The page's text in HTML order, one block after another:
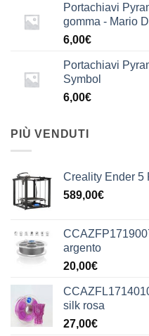
Portachiavi
gomma - Mario
6,00€
Portachiavi
Symbol
6,00€
PIÙ VENDUTI
Creality Ender 5
589,00€
argento
20,00€
silk rosa
27,00€